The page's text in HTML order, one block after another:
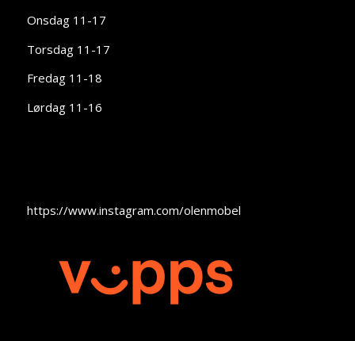
Onsdag 11-17
Torsdag 11-17
Fredag 11-18
Lørdag 11-16
https://www.instagram.com/olenmobel